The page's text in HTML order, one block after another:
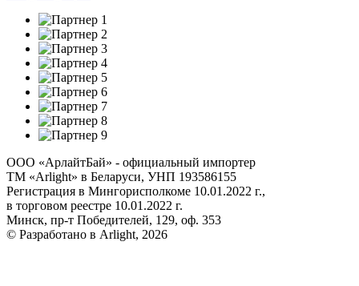
ООО «АрлайтБай» - официальный импортер
ТМ «Arlight» в Беларуси, УНП 193586155
Регистрация в Мингорисполкоме 10.01.2022 г.,
в торговом реестре 10.01.2022 г.
Минск, пр-т Победителей, 129, оф. 353
© Разработано в Arlight, 2026